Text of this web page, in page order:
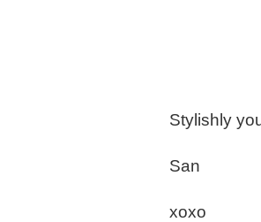
Stylishly
San
xoxo